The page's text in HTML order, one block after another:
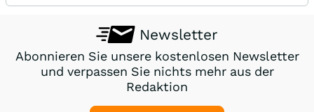
Newsletter
Abonnieren Sie unsere kostenlosen Newsletter
und verpassen Sie nichts mehr aus der
Redaktion